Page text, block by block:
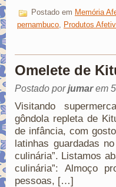
Postado em Memória
pernambuco, Produtos
Omelete de
Postado porjumarem
Visitando
gôndola repleta de
de infância, com
latinhas guardadas
culinária”. Listamos
culinária”: Almoço
pessoas, […]